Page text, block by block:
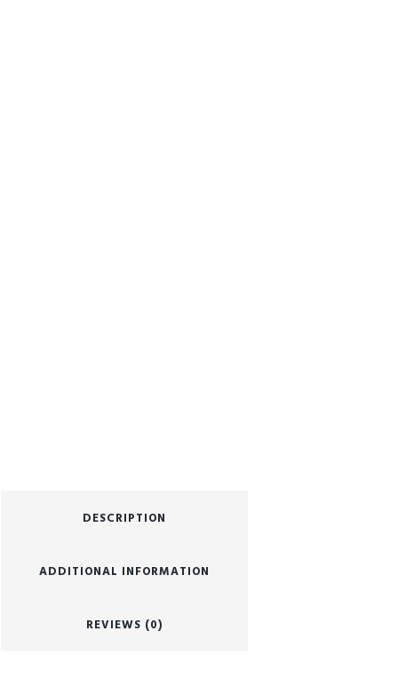
DESCRIPTION
ADDITIONAL INFORMATION
REVIEWS (0)